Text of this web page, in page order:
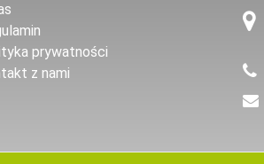
prywatności
z nami